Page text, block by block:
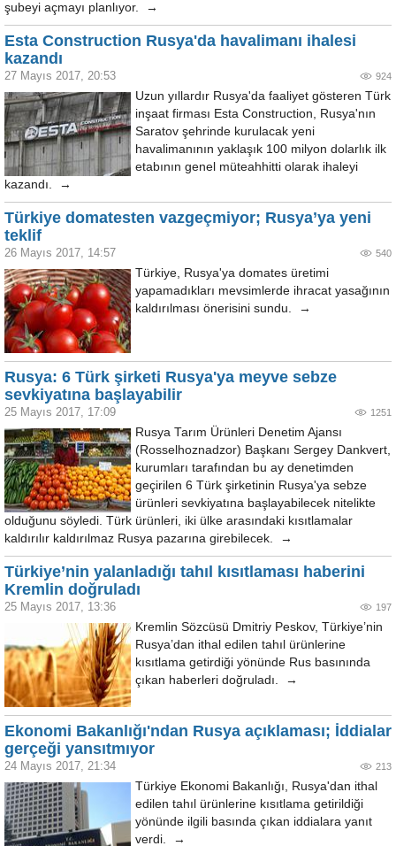
şubeyi açmayı planlıyor. →
Esta Construction Rusya'da havalimanı ihalesi
kazandı
27 Mayıs 2017, 20:53 924
Uzun yıllardır Rusya'da faaliyet gösteren Türk
inşaat firması Esta Construction, Rusya'nın
Saratov şehrinde kurulacak yeni
havalimanının yaklaşık 100 milyon dolarlık ilk
etabının genel müteahhitti olarak ihaleyi
kazandı. →
Türkiye domatesten vazgeçmiyor; Rusya’ya yeni
teklif
26 Mayıs 2017, 14:57 540
Türkiye, Rusya'ya domates üretimi
yapamadıkları mevsimlerde ihracat yasağının
kaldırılması önerisini sundu. →
Rusya: 6 Türk şirketi Rusya'ya meyve sebze
sevkiyatına başlayabilir
25 Mayıs 2017, 17:09 1251
Rusya Tarım Ürünleri Denetim Ajansı
(Rosselhoznadzor) Başkanı Sergey Dankvert,
kurumları tarafından bu ay denetimden
geçirilen 6 Türk şirketinin Rusya'ya sebze
ürünleri sevkiyatına başlayabilecek nitelikte
olduğunu söyledi. Türk ürünleri, iki ülke arasındaki kısıtlamalar
kaldırılır kaldırılmaz Rusya pazarına girebilecek. →
Türkiye’nin yalanladığı tahıl kısıtlaması haberini
Kremlin doğruladı
25 Mayıs 2017, 13:36 197
Kremlin Sözcüsü Dmitriy Peskov, Türkiye’nin
Rusya’dan ithal edilen tahıl ürünlerine
kısıtlama getirdiği yönünde Rus basınında
çıkan haberleri doğruladı. →
Ekonomi Bakanlığı'ndan Rusya açıklaması; İddialar
gerçeği yansıtmıyor
24 Mayıs 2017, 21:34 213
Türkiye Ekonomi Bakanlığı, Rusya'dan ithal
edilen tahıl ürünlerine kısıtlama getirildiği
yönünde ilgili basında çıkan iddialara yanıt
verdi. →